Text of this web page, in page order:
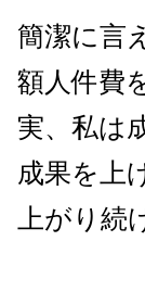
簡潔に言
額人件費
実、私は
成果を上
上がり続